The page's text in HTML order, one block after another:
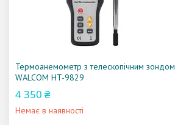
Термоанемометр з телескопічним зондом
WALCOM HT-9829
4 350 ₴
Немає в наявності